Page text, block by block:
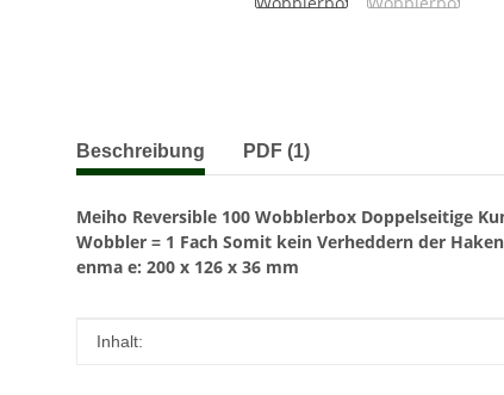
weitere Registerkarten anzeigen
Beschreibung PDF (1)
Meiho Reversible 100 Wobblerbox Doppelseitige
Wobbler = 1 Fach Somit kein Verheddern der
enma e: 200 x 126 x 36 mm
Produkteigenschaft
Wert
Inhalt: